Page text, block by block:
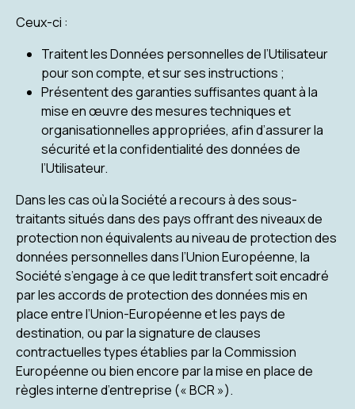
Ceux-ci :
Traitent les Données personnelles de l’Utilisateur
pour son compte, et sur ses instructions ;
Présentent des garanties suffisantes quant à la
mise en œuvre des mesures techniques et
organisationnelles appropriées, afin d’assurer la
sécurité et la confidentialité des données de
l’Utilisateur.
Dans les cas où la Société a recours à des sous-
traitants situés dans des pays offrant des niveaux de
protection non équivalents au niveau de protection des
données personnelles dans l’Union Européenne, la
Société s’engage à ce que ledit transfert soit encadré
par les accords de protection des données mis en
place entre l’Union-Européenne et les pays de
destination, ou par la signature de clauses
contractuelles types établies par la Commission
Européenne ou bien encore par la mise en place de
règles interne d’entreprise (« BCR »).